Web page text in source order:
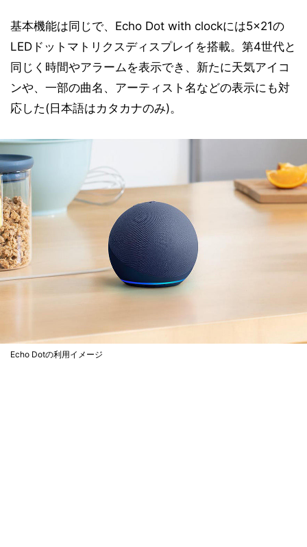
基本機能は同じで、Echo Dot with clockには5×21の
LEDドットマトリクスディスプレイを搭載。第4世代と
同じく時間やアラームを表示でき、新たに天気アイコ
ンや、一部の曲名、アーティスト名などの表示にも対
応した(日本語はカタカナのみ)。
Echo Dotの利用イメージ